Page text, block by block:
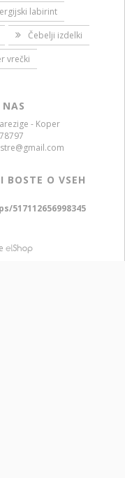
labirint
Čebelji izdelki
vrečki
- Koper
BOSTE O VSEH